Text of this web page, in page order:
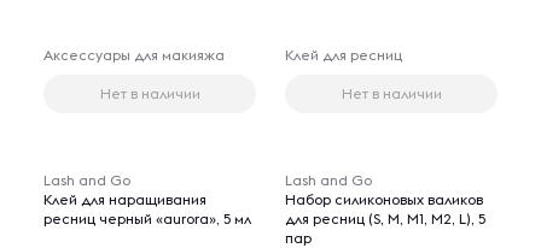
Аксессуары для макияжа
Нет в наличии
Клей для ресниц
Нет в наличии
Lash and Go
Клей для наращивания
ресниц черный «aurora», 5 мл
Lash and Go
Набор силиконовых валиков
для ресниц (S, M, M1, M2, L), 5
пар